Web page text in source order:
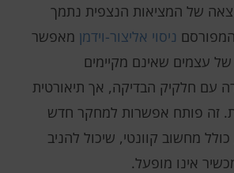
של המציאות הנצפית נתמך
ניסוי אליצור-וידמן מאפשר
של עצמים שאינם מקיימים
עם חלקיק הבדיקה, אך תיאורטית
זה פותח אפשרות למחקר חדש
כולל מחשוב קוונטי, שיכול להניב
אינו מופעל.